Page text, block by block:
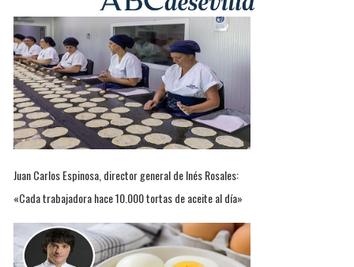
Juan Carlos Espinosa, director general de Inés Rosales:
«Cada trabajadora hace 10.000 tortas de aceite al día»